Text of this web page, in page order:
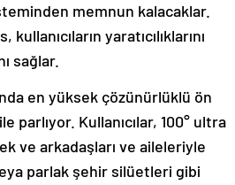
memnun kalacaklar.
yaratıcılıklarını
sağlar.
en yüksek çözünürlüklü ön
parlıyor. Kullanıcılar, 100° ultra
ve arkadaşları ve aileleriyle
parlak şehir silüetleri gibi